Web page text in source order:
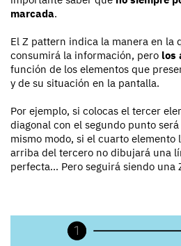
marcada.
El Z pattern indica la manera en la
consumirá la información, pero los
función de los elementos que
y de su situación en la pantalla.
Por ejemplo, si colocas el tercer
diagonal con el segundo punto
mismo modo, si el cuarto elemento
arriba del tercero no dibujará una
perfecta… Pero seguirá siendo una